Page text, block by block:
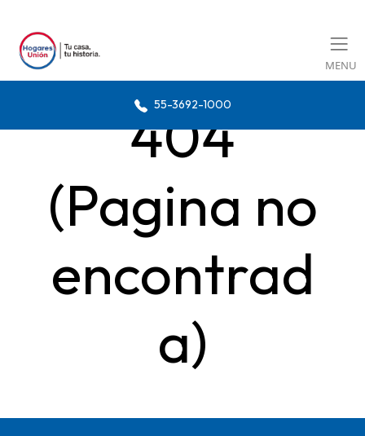
MENU
55-3692-1000
404
(Pagina no
encontrad
a)